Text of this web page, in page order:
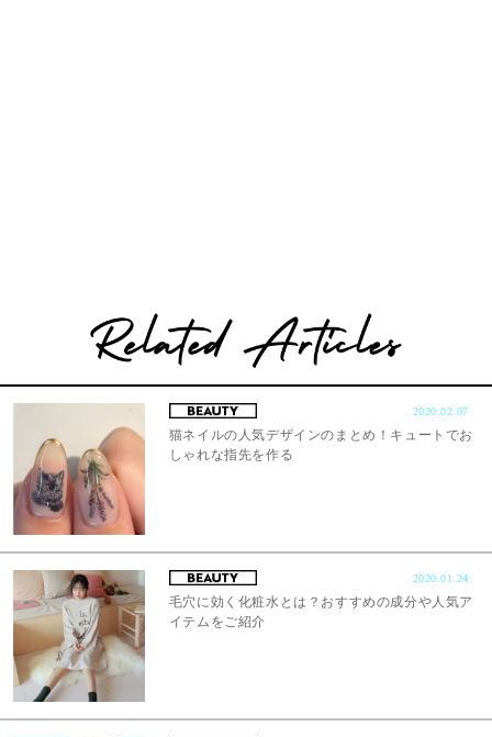
2020.02.07
猫ネイルの人気デザインのまとめ！キュートでお
しゃれな指先を作る
2020.01.24
毛穴に効く化粧水とは？おすすめの成分や人気ア
イテムをご紹介